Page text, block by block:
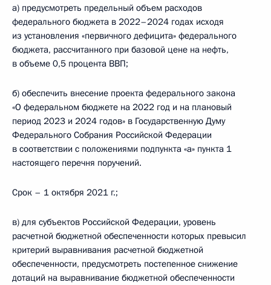
а) предусмотреть предельный объем расходов
федерального бюджета в 2022–2024 годах исходя
из установления «первичного дефицита» федерального
бюджета, рассчитанного при базовой цене на нефть,
в объеме 0,5 процента ВВП;
б) обеспечить внесение проекта федерального закона
«О федеральном бюджете на 2022 год и на плановый
период 2023 и 2024 годов» в Государственную Думу
Федерального Собрания Российской Федерации
в соответствии с положениями подпункта «а» пункта 1
настоящего перечня поручений.
Срок – 1 октября 2021 г.;
в) для субъектов Российской Федерации, уровень
расчетной бюджетной обеспеченности которых превысил
критерий выравнивания расчетной бюджетной
обеспеченности, предусмотреть постепенное снижение
дотаций на выравнивание бюджетной обеспеченности